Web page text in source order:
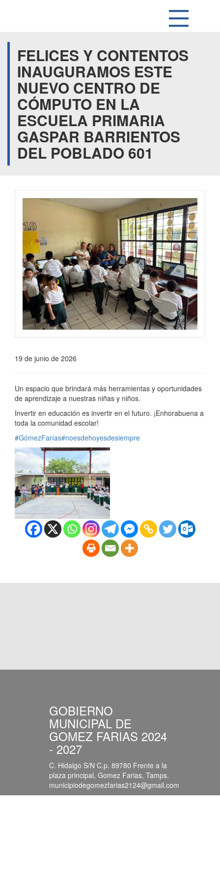
FELICES Y CONTENTOS
INAUGURAMOS ESTE
NUEVO CENTRO DE
CÓMPUTO EN LA
ESCUELA PRIMARIA
GASPAR BARRIENTOS
DEL POBLADO 601
19 de junio de 2026
Un espacio que brindará más herramientas y oportunidades
de aprendizaje a nuestras niñas y niños.
Invertir en educación es invertir en el futuro. ¡Enhorabuena a
toda la comunidad escolar!
#GómezFarías#noesdehoyesdesiempre
GOBIERNO
MUNICIPAL DE
GOMEZ FARIAS 2024
- 2027
C. Hidalgo S/N C.p. 89780 Frente a la
plaza principal, Gomez Farias, Tamps.
municipiodegomezfarias2124@gmail.com